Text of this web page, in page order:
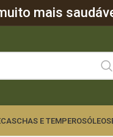
mais
CHAS E TEMPEROSÓLEOS